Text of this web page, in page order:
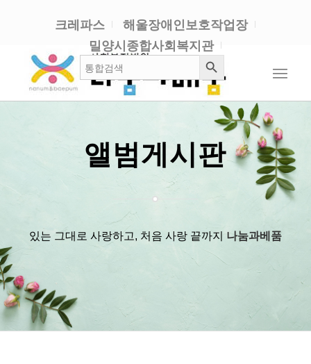
크레파스
해울장애인보호작업장
밀양시종합사회복지관
검 검색 버튼
앨범게시판
있는 그대로 사랑하고, 처음 사랑 끝까지 나눔과베품